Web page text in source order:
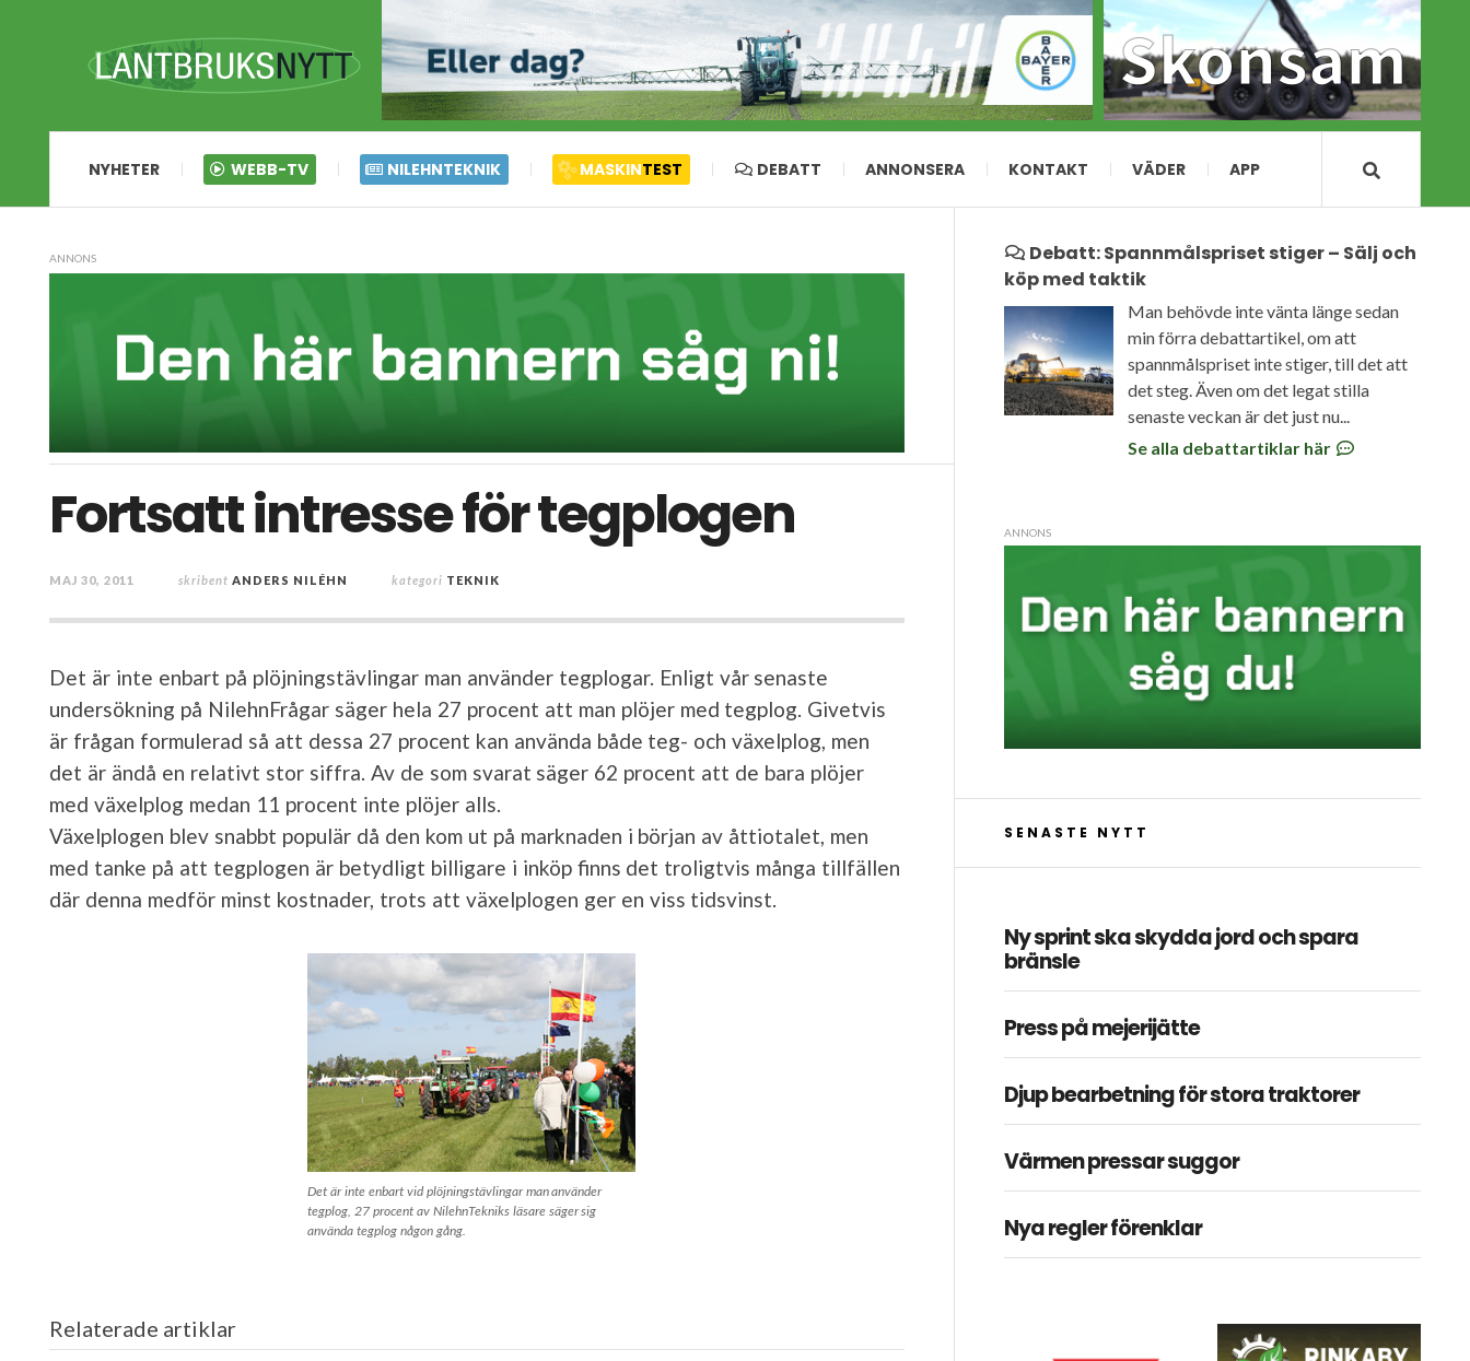
NYHETER WEBB-TV NILEHNTEKNIK MASKINTEST DEBATT ANNONSERA KONTAKT VÄDER APP
ANNONS
Fortsatt intresse för tegplogen
MAJ 30, 2011 skribent ANDERS NILÉHN kategori TEKNIK
Det är inte enbart på plöjningstävlingar man använder tegplogar. Enligt vår senaste
undersökning på NilehnFrågar säger hela 27 procent att man plöjer med tegplog. Givetvis
är frågan formulerad så att dessa 27 procent kan använda både teg- och växelplog, men
det är ändå en relativt stor siffra. Av de som svarat säger 62 procent att de bara plöjer
med växelplog medan 11 procent inte plöjer alls.
Växelplogen blev snabbt populär då den kom ut på marknaden i början av åttiotalet, men
med tanke på att tegplogen är betydligt billigare i inköp finns det troligtvis många tillfällen
där denna medför minst kostnader, trots att växelplogen ger en viss tidsvinst.
Det är inte enbart vid plöjningstävlingar man använder
tegplog, 27 procent av NilehnTekniks läsare säger sig
använda tegplog någon gång.
Relaterade artiklar
Debatt: Spannmålspriset stiger – Sälj och
köp med taktik
Man behövde inte vänta länge sedan
min förra debattartikel, om att
spannmålspriset inte stiger, till det att
det steg. Även om det legat stilla
senaste veckan är det just nu...
Se alla debattartiklar här
ANNONS
SENASTE NYTT
Ny sprint ska skydda jord och spara
bränsle
Press på mejerijätte
Djup bearbetning för stora traktorer
Värmen pressar suggor
Nya regler förenklar